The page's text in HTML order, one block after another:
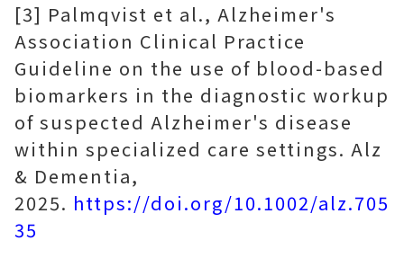
[3] Palmqvist et al., Alzheimer's
Association Clinical Practice
Guideline on the use of blood-based
biomarkers in the diagnostic workup
of suspected Alzheimer's disease
within specialized care settings. Alz
& Dementia,
2025. https://doi.org/10.1002/alz.705
35